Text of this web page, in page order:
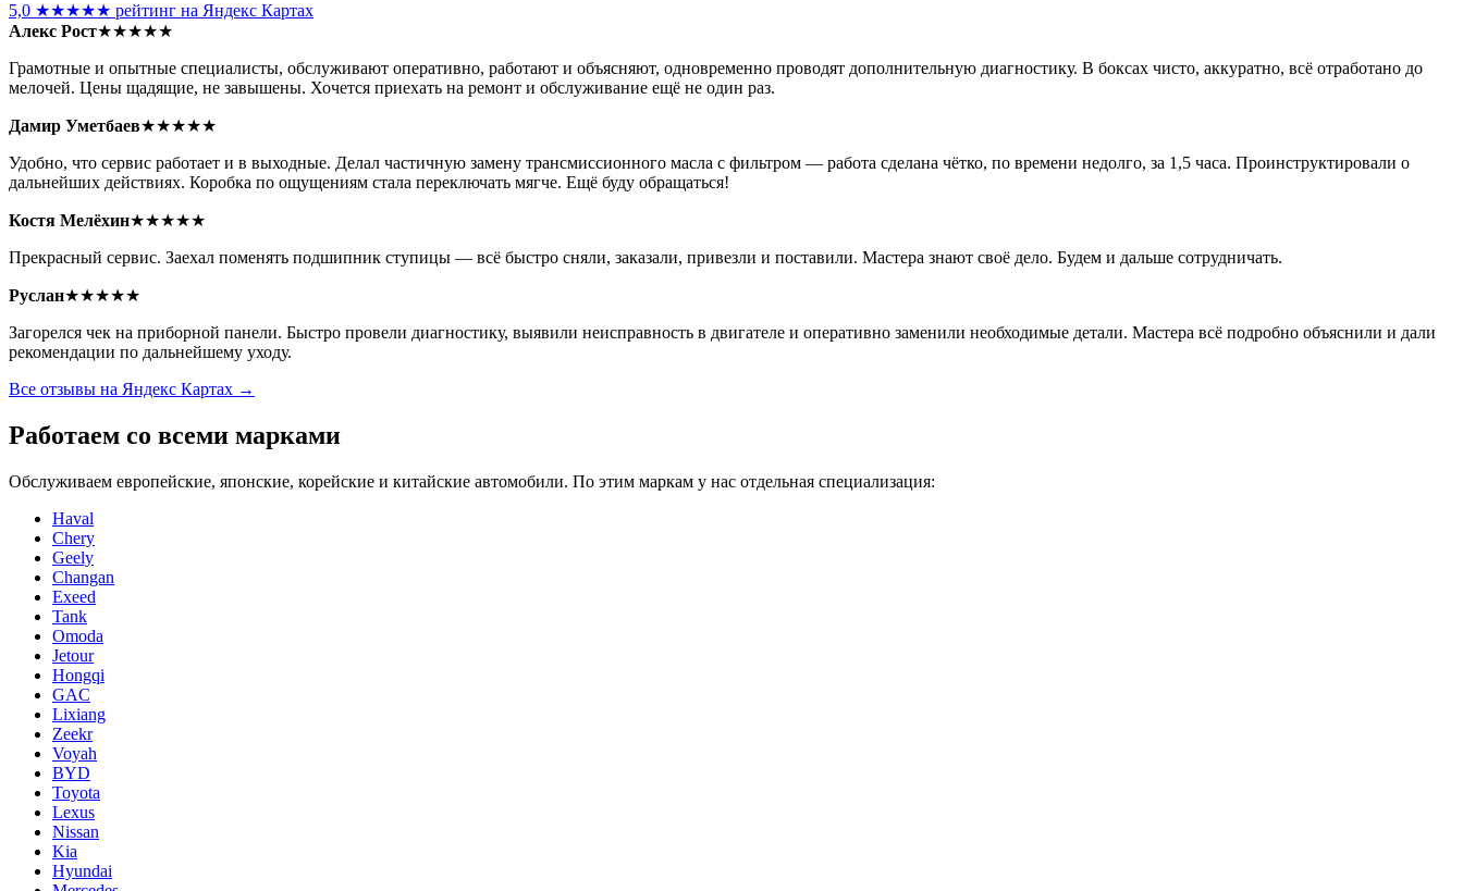
5,0 ★★★★★ рейтинг на Яндекс Картах
Алекс Рост★★★★★
Грамотные и опытные специалисты, обслуживают оперативно, работают и объясняют, одновременно проводят дополнительную диагностику. В боксах чисто, аккуратно, всё отработано до
мелочей. Цены щадящие, не завышены. Хочется приехать на ремонт и обслуживание ещё не один раз.
Дамир Уметбаев★★★★★
Удобно, что сервис работает и в выходные. Делал частичную замену трансмиссионного масла с фильтром — работа сделана чётко, по времени недолго, за 1,5 часа. Проинструктировали о
дальнейших действиях. Коробка по ощущениям стала переключать мягче. Ещё буду обращаться!
Костя Мелёхин★★★★★
Прекрасный сервис. Заехал поменять подшипник ступицы — всё быстро сняли, заказали, привезли и поставили. Мастера знают своё дело. Будем и дальше сотрудничать.
Руслан★★★★★
Загорелся чек на приборной панели. Быстро провели диагностику, выявили неисправность в двигателе и оперативно заменили необходимые детали. Мастера всё подробно объяснили и дали
рекомендации по дальнейшему уходу.
Все отзывы на Яндекс Картах →
Работаем со всеми марками
Обслуживаем европейские, японские, корейские и китайские автомобили. По этим маркам у нас отдельная специализация:
Haval
Chery
Geely
Changan
Exeed
Tank
Omoda
Jetour
Hongqi
GAC
Lixiang
Zeekr
Voyah
BYD
Toyota
Lexus
Nissan
Kia
Hyundai